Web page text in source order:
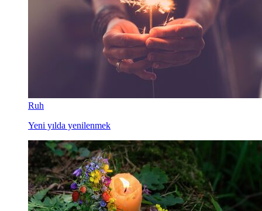
Ruh
Yeni yılda yenilenmek